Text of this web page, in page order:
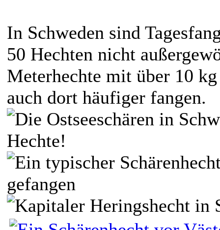
In Schweden sind
50 Hechten nicht
Meterhechte mit über 10
auch dort häufiger fangen.